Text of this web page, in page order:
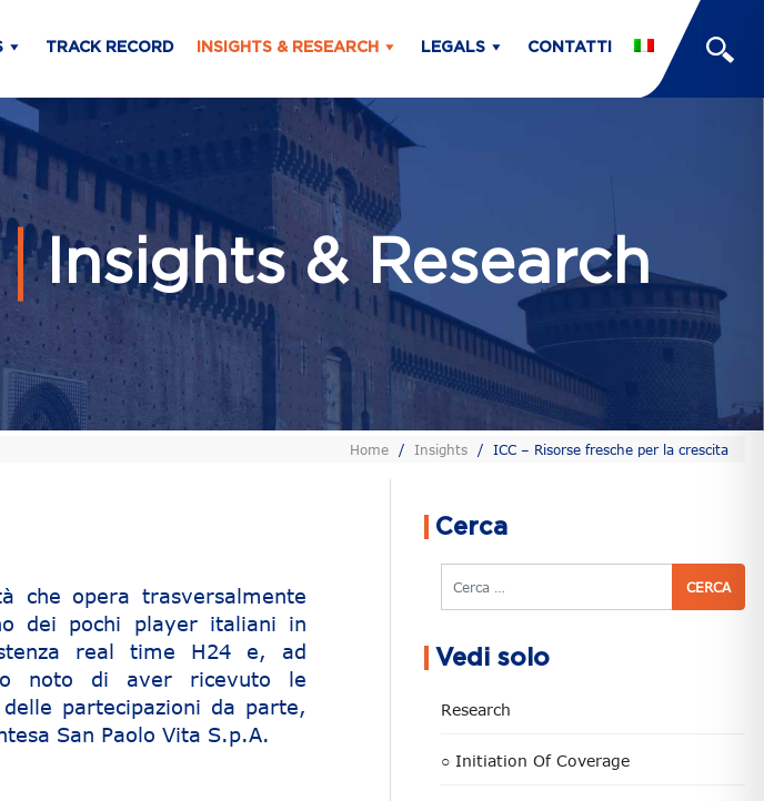
TRACK RECORD INSIGHTS & RESEARCH LEGALS CONTATTI
Insights & Research
Home / Insights / ICC – Risorse fresche per la crescita
che opera trasversalmente
dei pochi player italiani in
real time H24 e, ad
noto di aver ricevuto le
partecipazioni da parte,
San Paolo Vita S.p.A.
Cerca
Cerca
Vedi solo
Research
○ Initiation Of Coverage